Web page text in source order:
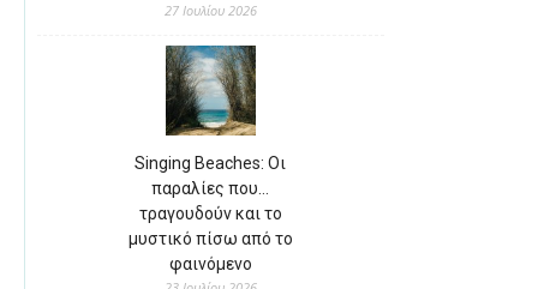
27 Ιουλίου 2026
Singing Beaches: Οι
παραλίες που…
τραγουδούν και το
μυστικό πίσω από το
φαινόμενο